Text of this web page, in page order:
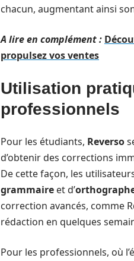
chacun, augmentant ainsi
A lire en complément :
propulsez vos ventes
Utilisation
professionnels
Pour les étudiants, Reverso
d’obtenir des corrections
De cette façon, les
grammaire et d’
correction avancés, comme
rédaction en quelques
Pour les professionnels, où